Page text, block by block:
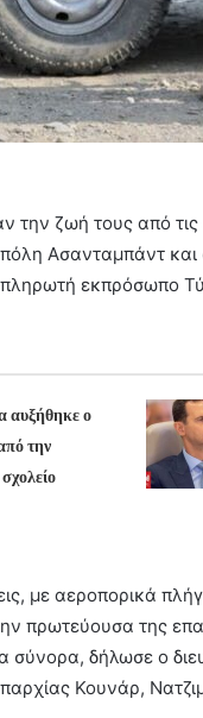
ζωή τους από τις
Ασανταμπάντ και
εκπρόσωπο
αυξήθηκε ο
την
με αεροπορικά
πρωτεύουσα της
σύνορα, δήλωσε ο
Κουνάρ,